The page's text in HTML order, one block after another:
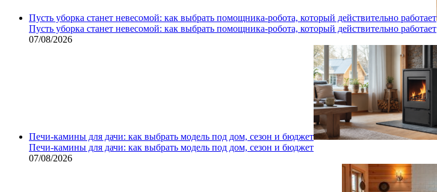
Пусть уборка станет невесомой: как выбрать помощника‑робота, который действительно работает
Пусть уборка станет невесомой: как выбрать помощника‑робота, который действительно работает
07/08/2026
Печи-камины для дачи: как выбрать модель под дом, сезон и бюджет
Печи-камины для дачи: как выбрать модель под дом, сезон и бюджет
07/08/2026